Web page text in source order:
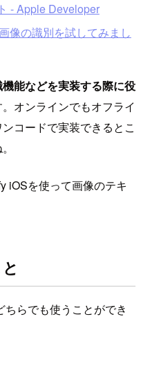
- Apple Developer
像の識別を試してみまし
能などを実装する際に役
オンラインでもオフライ
コードで実装できるとこ
iOSを使って画像のテキ
らでも使うことができ